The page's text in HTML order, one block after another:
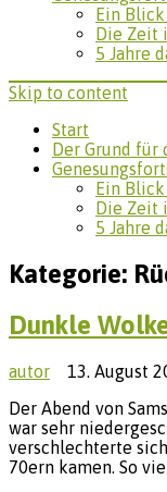
Ein
Die Zeit
5 Jahre
Skip to content
Start
Der Grund für
Ein
Die Zeit
5 Jahre
Kategorie:
Dunkle
autor 13. August
Der Abend von
war sehr
verschlechterte
70ern kamen. So